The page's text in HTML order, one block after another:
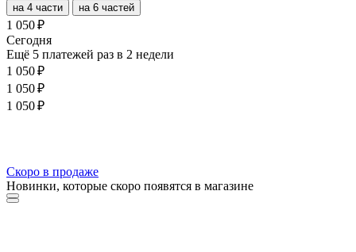
на 4 части на 6 частей
1 050 ₽
Cегодня
Ещё 5 платежей раз в 2 недели
1 050 ₽
1 050 ₽
1 050 ₽
Скоро в продаже
Новинки, которые скоро появятся в магазине